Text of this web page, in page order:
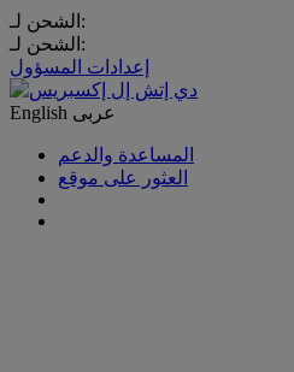
الشحن لـ:
الشحن لـ:
إعدادات المسؤول
English عربى
المساعدة والدعم
العثور على موقع